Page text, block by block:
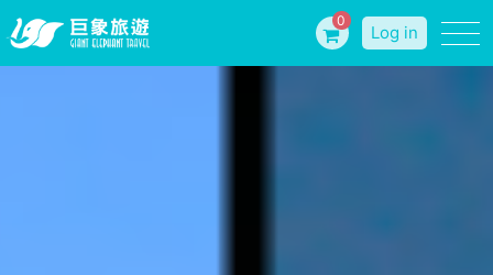
0
Log in